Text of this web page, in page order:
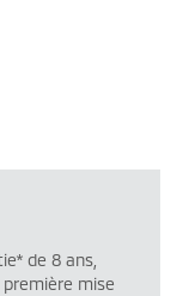
de 8 ans,
mise